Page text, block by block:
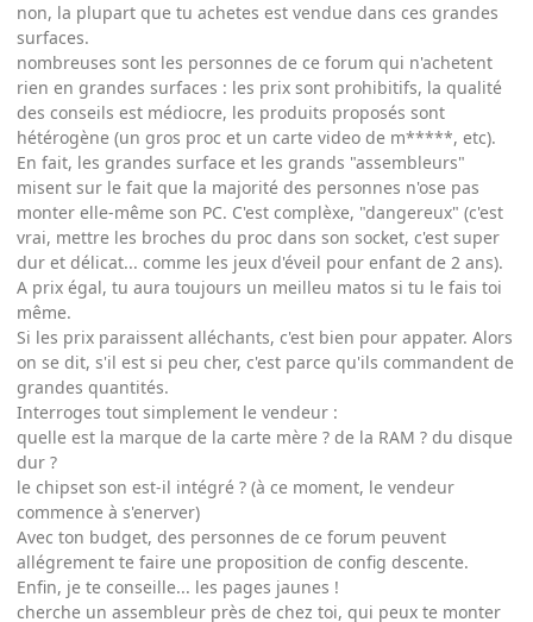
non, la plupart que tu achetes est vendue dans ces grandes
surfaces.
nombreuses sont les personnes de ce forum qui n'achetent
rien en grandes surfaces : les prix sont prohibitifs, la qualité
des conseils est médiocre, les produits proposés sont
hétérogène (un gros proc et un carte video de m*****, etc).
En fait, les grandes surface et les grands "assembleurs"
misent sur le fait que la majorité des personnes n'ose pas
monter elle-même son PC. C'est complèxe, "dangereux" (c'est
vrai, mettre les broches du proc dans son socket, c'est super
dur et délicat... comme les jeux d'éveil pour enfant de 2 ans).
A prix égal, tu aura toujours un meilleu matos si tu le fais toi
même.
Si les prix paraissent alléchants, c'est bien pour appater. Alors
on se dit, s'il est si peu cher, c'est parce qu'ils commandent de
grandes quantités.
Interroges tout simplement le vendeur :
quelle est la marque de la carte mère ? de la RAM ? du disque
dur ?
le chipset son est-il intégré ? (à ce moment, le vendeur
commence à s'enerver)
Avec ton budget, des personnes de ce forum peuvent
allégrement te faire une proposition de config descente.
Enfin, je te conseille... les pages jaunes !
cherche un assembleur près de chez toi, qui peux te monter